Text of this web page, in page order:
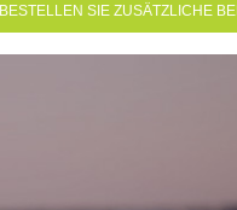
BESTELLEN SIE ZUSÄTZLICHE